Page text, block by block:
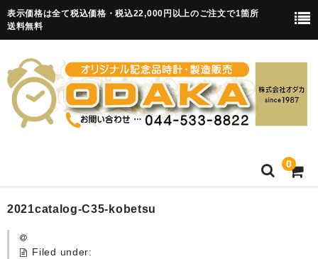
表示価格は全て税込価格・税込22,000円以上のご注文で1箇所
送料無料
0
HOME
卒園記念品
2021catalog-C35-kobetsu
Filed under: